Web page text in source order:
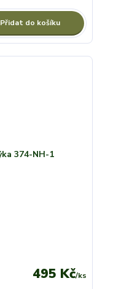
Přidat do košíku
495 Kč/ks